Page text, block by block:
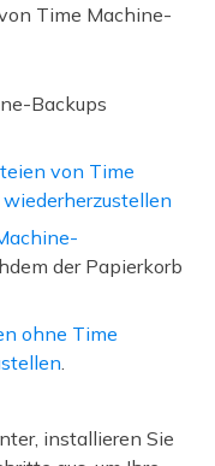
Time Machine-
Backups
von Time
der Papierkorb
ohne Time
installieren Sie